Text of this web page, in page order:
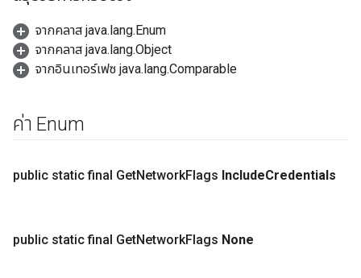
จากคลาส java.lang.Enum
จากคลาส java.lang.Object
จากอินเทอร์เฟซ java.lang.Comparable
ค่า Enum
public static final GetNetworkFlags IncludeCredentials
public static final GetNetworkFlags None